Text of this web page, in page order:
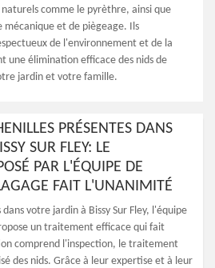
comme le pyrèthre, ainsi que
mécanique et de piègeage. Ils
de l'environnement et de la
une élimination efficace des nids de
jardin et votre famille.
PRÉSENTES DANS
SUR FLEY: LE
PAR L'ÉQUIPE DE
FAIT L'UNANIMITÉ
votre jardin à Bissy Sur Fley, l'équipe
un traitement efficace qui fait
comprend l'inspection, le traitement
des nids. Grâce à leur expertise et à leur